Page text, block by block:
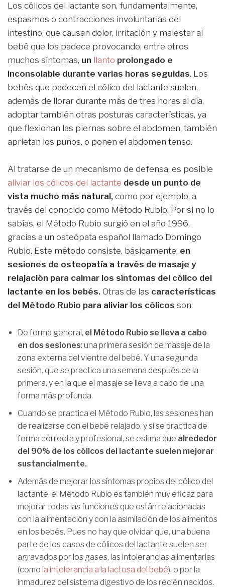
Los cólicos del lactante son, fundamentalmente,
espasmos o contracciones involuntarias del
intestino, que causan dolor, irritación y malestar al
bebé que los padece provocando, entre otros
muchos síntomas, un llanto prolongado e
inconsolable durante varias horas seguidas. Los
bebés que padecen el cólico del lactante suelen,
además de llorar durante más de tres horas al día,
adoptar también otras posturas características, ya
que flexionan las piernas sobre el abdomen, también
aprietan los puños, o ponen el abdomen tenso.
Al tratarse de un mecanismo de defensa, es posible
aliviar los cólicos del lactante desde un punto de
vista mucho más natural, como por ejemplo, a
través del conocido como Método Rubio. Por si no lo
sabías, el Método Rubio surgió en el año 1996,
gracias a un osteópata español llamado Domingo
Rubio. Este método consiste, básicamente, en
sesiones de osteopatía a través de masaje y
relajación para calmar los síntomas del cólico del
lactante en los bebés. Otras de las características
del Método Rubio para aliviar los cólicos son:
De forma general, el Método Rubio se lleva a cabo
en dos sesiones: una primera sesión de masaje de la
zona externa del vientre del bebé. Y una segunda
sesión, que se practica una semana después de la
primera, y en la que el masaje se lleva a cabo de una
forma más profunda.
Cuando se practica el Método Rubio, las sesiones han
de realizarse con el bebé relajado, y si se practica de
forma correcta y profesional, se estima que alrededor
del 90% de los cólicos del lactante suelen mejorar
sustancialmente.
Además de mejorar los síntomas propios del cólico del
lactante, el Método Rubio es también muy eficaz para
mejorar todas las funciones que están relacionadas
con la alimentación y con la asimilación de los alimentos
en los bebés. Pues no hay que olvidar que, una buena
parte de los casos de cólicos del lactante suelen ser
agravados por los gases, las intolerancias alimentarias
(como la intolerancia a la lactosa del bebé), o por la
inmadurez del sistema digestivo de los recién nacidos.